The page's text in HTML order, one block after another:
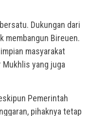
Dukungan dari
membangun Bireuen.
masyarakat
Mukhlis yang juga
Pemerintah
pihaknya tetap